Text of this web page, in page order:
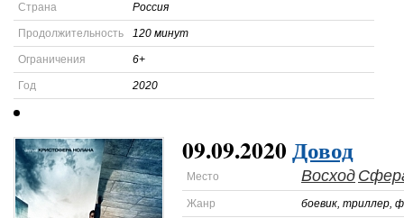
Страна Россия
Продолжительность 120 минут
Ограничения 6+
Год 2020
09.09.2020Довод
Место Восход
Жанр боевик, триллер,